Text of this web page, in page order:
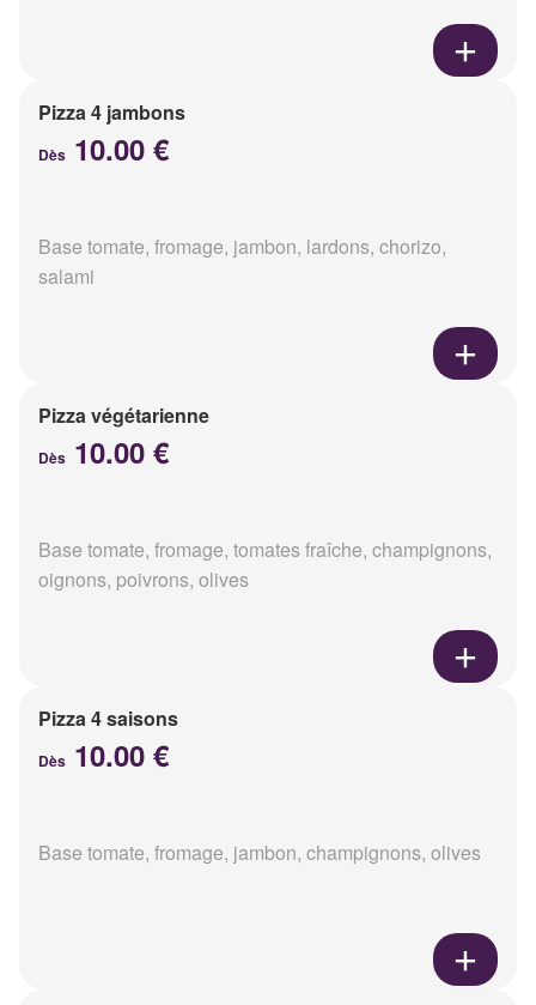
Pizza 4 jambons
Dès 10.00 €
Base tomate, fromage, jambon, lardons, chorizo,
salami
Pizza végétarienne
Dès 10.00 €
Base tomate, fromage, tomates fraîche, champignons,
oignons, poivrons, olives
Pizza 4 saisons
Dès 10.00 €
Base tomate, fromage, jambon, champignons, olives